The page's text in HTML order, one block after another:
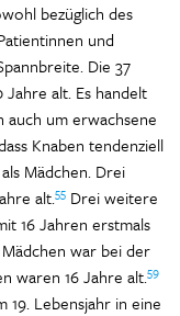
bezüglich des
und
Die 37
alt. Es handelt
auch um erwachsene
Knaben tendenziell
Mädchen. Drei
alt.55 Drei weitere
16 Jahren erstmals
war bei der
waren 16 Jahre alt.59
19. Lebensjahr in eine